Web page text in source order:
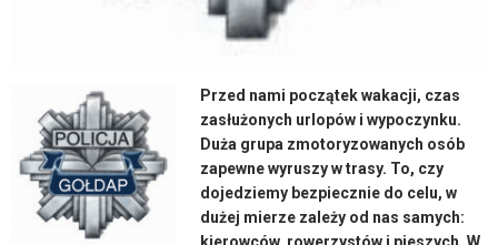
Przed nami początek wakacji, czas
zasłużonych urlopów i wypoczynku.
Duża grupa zmotoryzowanych osób
zapewne wyruszy w trasy. To, czy
dojedziemy bezpiecznie do celu, w
dużej mierze zależy od nas samych: